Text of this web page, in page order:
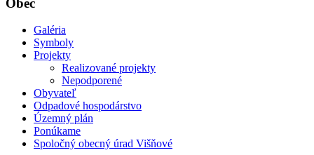
Galéria
Symboly
Projekty
Realizované projekty
Nepodporené
Obyvateľ
Odpadové hospodárstvo
Územný plán
Ponúkame
Spoločný obecný úrad Višňové